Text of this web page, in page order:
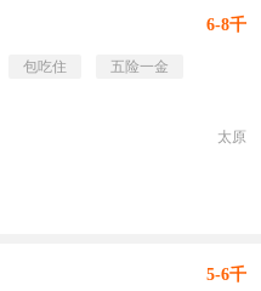
6-8千
包吃住
五险一金
太原
5-6千